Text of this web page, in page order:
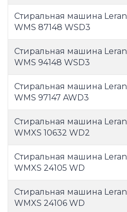
Стиральная машина Leran
WMS 87148 WSD3
Стиральная машина Leran
WMS 94148 WSD3
Стиральная машина Leran
WMS 97147 AWD3
Стиральная машина Leran
WMXS 10632 WD2
Стиральная машина Leran
WMXS 24105 WD
Стиральная машина Leran
WMXS 24106 WD